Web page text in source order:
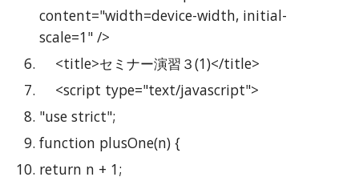
content="width=device-width, initial-
scale=1" />
    <title>セミナー演習３(1)</title>
    <script type="text/javascript">
"use strict";
function plusOne(n) {
return n + 1;